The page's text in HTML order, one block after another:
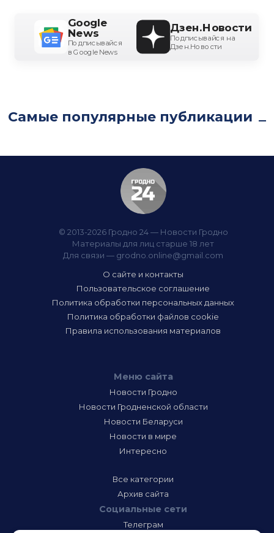
Google
News
Подписывайся
в Google News
Дзен.Новости
Подписывайся на
Дзен.Новости
Самые популярные публикации
© 2013-2026 Гродно 24 — Новости Гродно
Материалы для лиц старше 18 лет
Для связи — grodno.online@gmail.com
О сайте и контакты
Пользовательское соглашение
Политика обработки персональных данных
Политика обработки файлов cookie
Правила использования материалов
Меню сайта
Новости Гродно
Новости Гродненской области
Новости Беларуси
Новости в мире
Интересно
Все категории
Архив сайта
Социальные сети
Телеграм